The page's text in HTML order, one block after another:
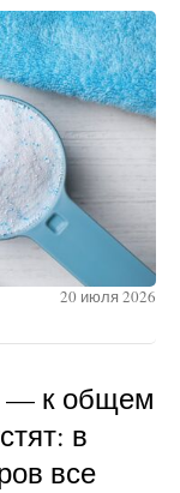
20 июля 2026
— к общем
в
все